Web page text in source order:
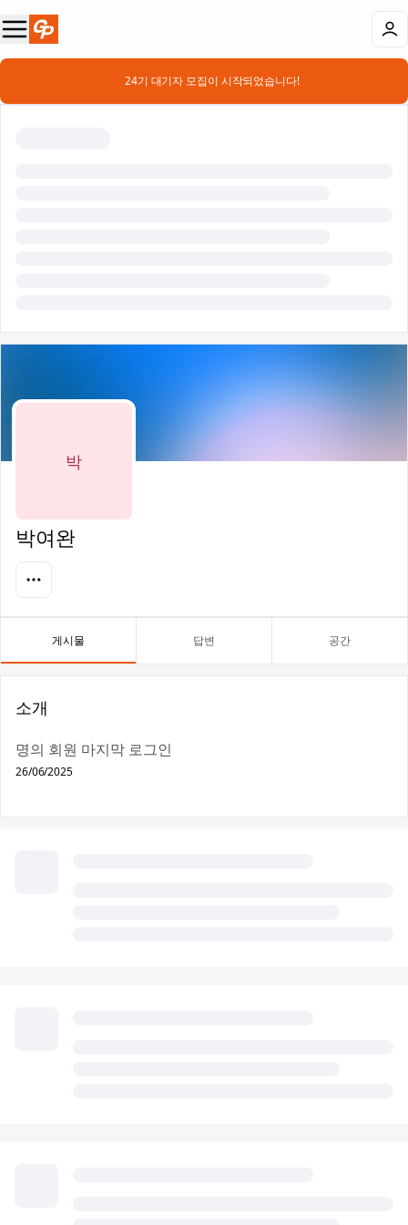
📣 24기 대기자 모집이 시작되었습니다!
박
박여완
게시물 답변 공간
소개
명의 회원 마지막 로그인
26/06/2025